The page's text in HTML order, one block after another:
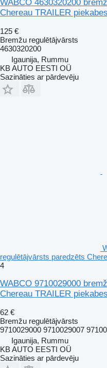
WABCO 4630320200
Chereau TRAILER piekabes
125 €
Bremžu regulētājvārsts
4630320200
Igaunija, Rummu
KB AUTO EESTI OÜ
Sazināties ar pārdevēju
regulētājvārsts paredzēts
4
WABCO 9710029000
Chereau TRAILER piekabes
62 €
Bremžu regulētājvārsts
9710029000 9710029007
Igaunija, Rummu
KB AUTO EESTI OÜ
Sazināties ar pārdevēju